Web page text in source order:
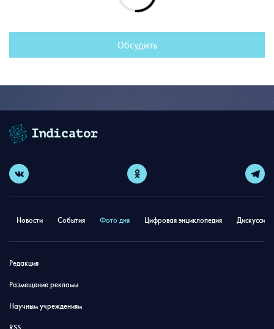
Обсудить
Новости События Фото дня Цифровая энциклопедия
Редакция
Размещение рекламы
Научным учреждениям